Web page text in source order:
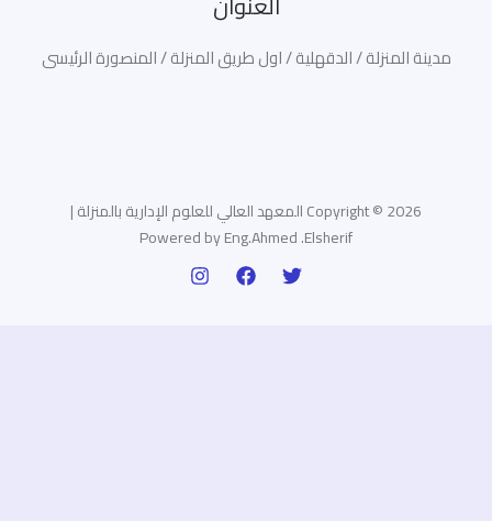
مدينة المنزلة / الدقهلية / اول طريق المنزلة / المنصورة الرئيسى
Copyright © 2026 المعهد العالي للعلوم الإدارية بالمنزلة |
Powered by Eng.Ahmed .Elsherif